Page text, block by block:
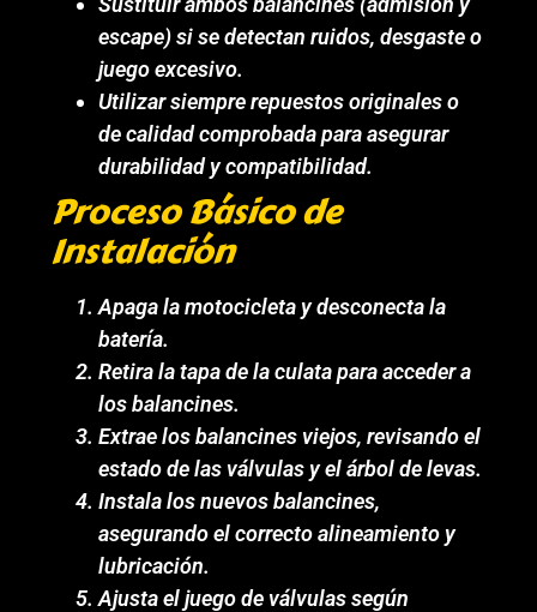
escape) si se detectan ruidos, desgaste o
juego excesivo.
Utilizar siempre repuestos originales o
de calidad comprobada para asegurar
durabilidad y compatibilidad.
Proceso Básico de
Instalación
Apaga la motocicleta y desconecta la
batería.
Retira la tapa de la culata para acceder a
los balancines.
Extrae los balancines viejos, revisando el
estado de las válvulas y el árbol de levas.
Instala los nuevos balancines,
asegurando el correcto alineamiento y
lubricación.
Ajusta el juego de válvulas según